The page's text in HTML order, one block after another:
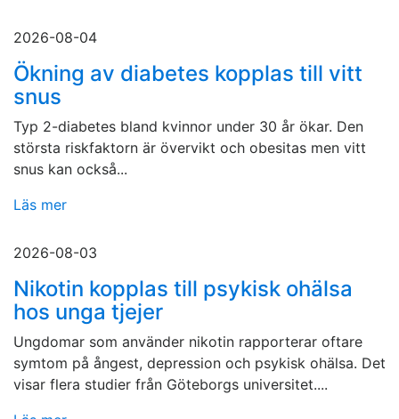
2026-08-04
Ökning av diabetes kopplas till vitt
snus
Typ 2-diabetes bland kvinnor under 30 år ökar. Den
största riskfaktorn är övervikt och obesitas men vitt
snus kan också...
Läs mer
2026-08-03
Nikotin kopplas till psykisk ohälsa
hos unga tjejer
Ungdomar som använder nikotin rapporterar oftare
symtom på ångest, depression och psykisk ohälsa. Det
visar flera studier från Göteborgs universitet....